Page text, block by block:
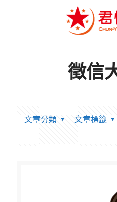
徵信
文章分類 文章標籤